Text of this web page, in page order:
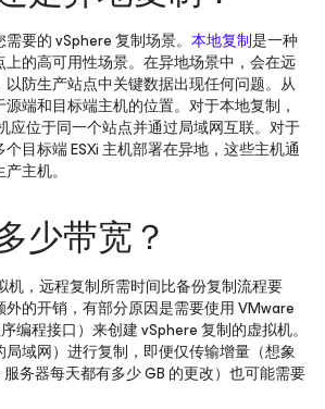
要的 vSphere 复制场景。 本地复制是一种
的高可用性场景。在异地场景中，会在远
防生产站点中关键数据出现任何问题。从
端和目标端主机的位置。对于本地复制，
应位于同一个站点并通过局域网互联。对于
个目标端 ESXi 主机部署在异地，这些主机通
主机。
少带宽？
机，远程复制所需时间比备份复制流程要
的开销，有部分原因是需要使用 VMware
编程接口）来创建 vSphere 复制的虚拟机。
域网）进行复制，即便仅传输增量（想象
务器每天都有多少 GB 的更改）也可能需要